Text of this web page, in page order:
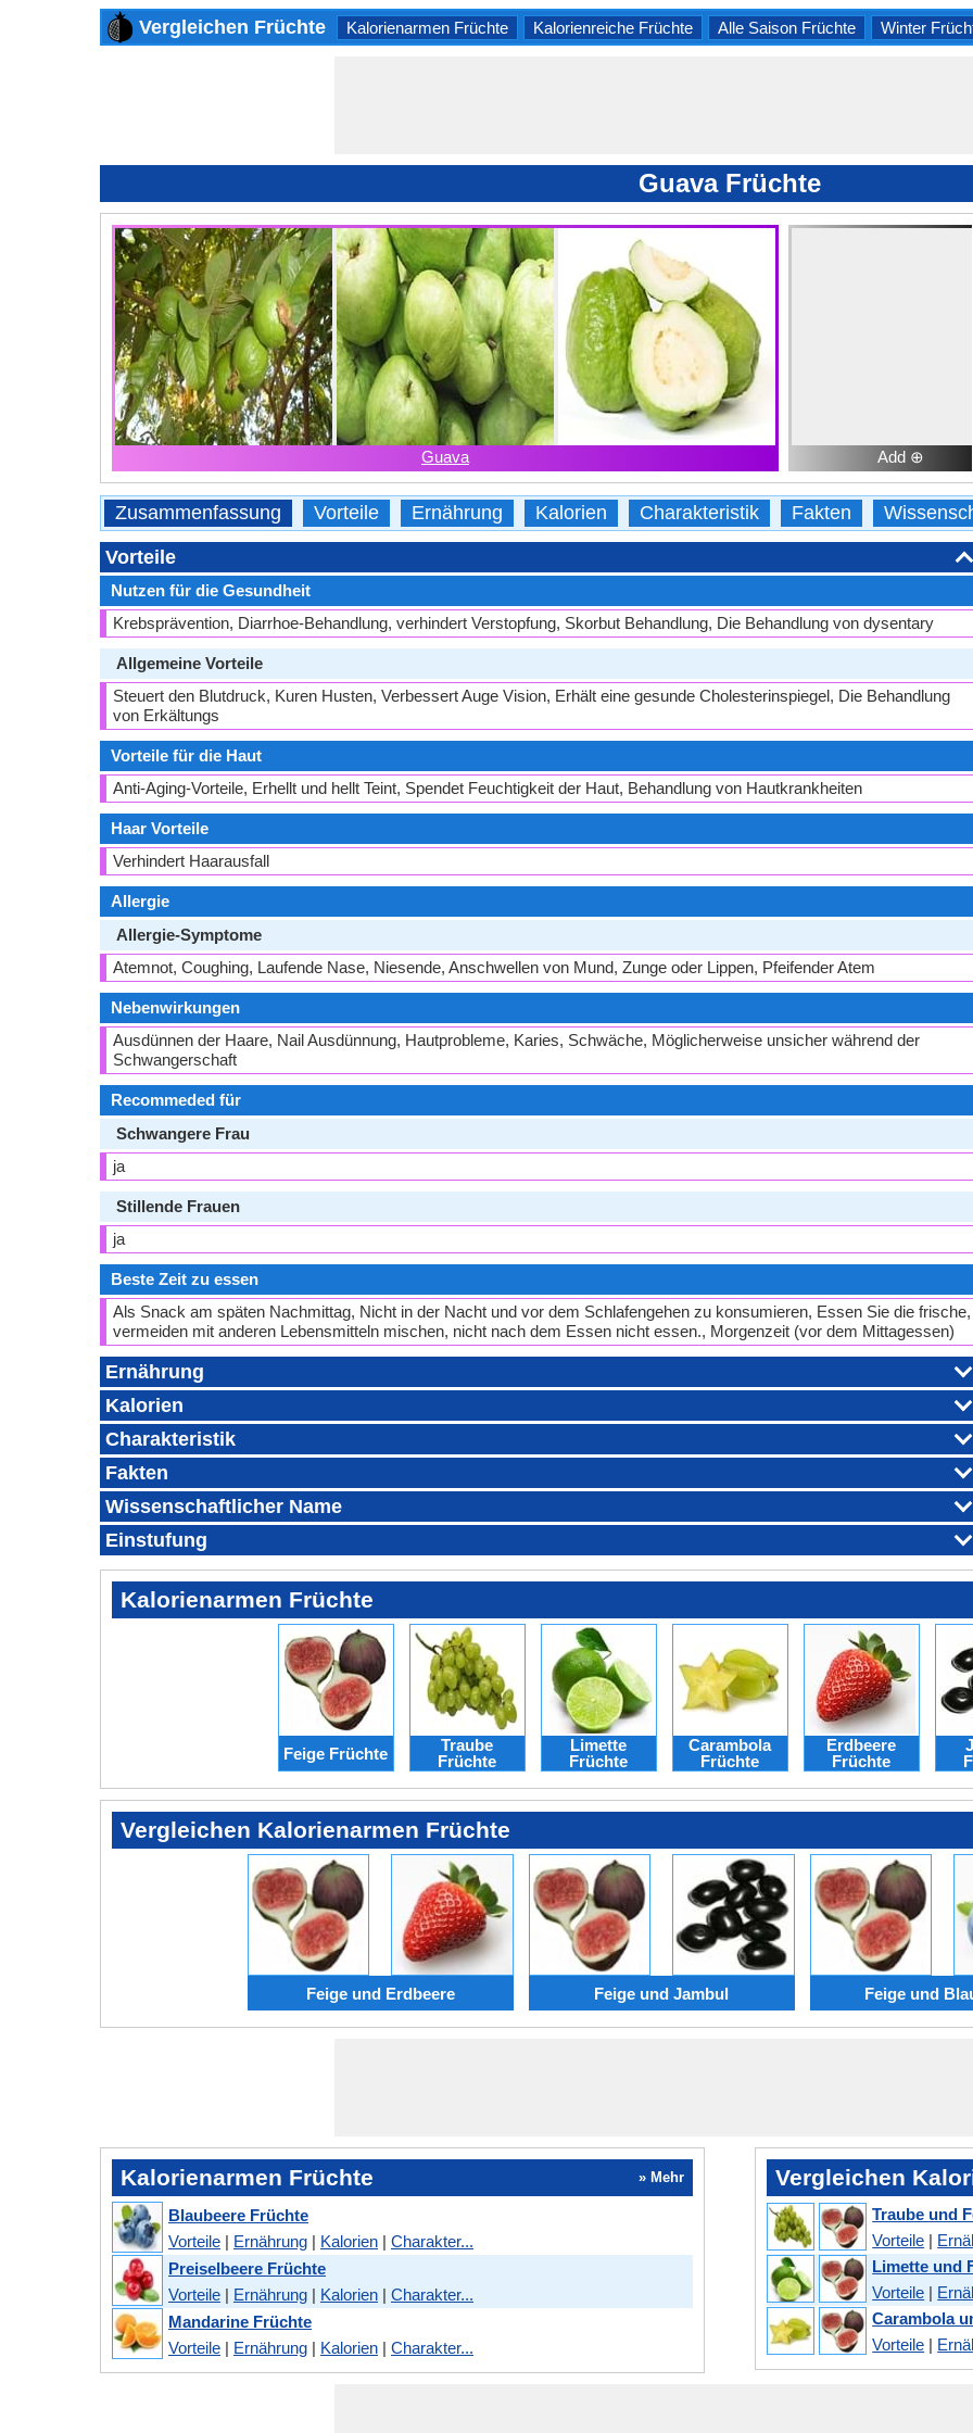
Vergleichen Früchte Kalorienarmen Früchte Kalorienreiche Früchte Alle Saison Früchte Winter
Guava Früchte
Guava Add ⊕
Zusammenfassung Vorteile Ernährung Kalorien Charakteristik Fakten
Vorteile
Nutzen für die Gesundheit
Krebsprävention, Diarrhoe-Behandlung, verhindert Verstopfung, Skorbut Behandlung, Die Behandlung von dysentary
Allgemeine Vorteile
Steuert den Blutdruck, Kuren Husten, Verbessert Auge Vision, Erhält eine gesunde Cholesterinspiegel, Die Behandlung
von Erkältungs
Vorteile für die Haut
Anti-Aging-Vorteile, Erhellt und hellt Teint, Spendet Feuchtigkeit der Haut, Behandlung von Hautkrankheiten
Haar Vorteile
Verhindert Haarausfall
Allergie
Allergie-Symptome
Atemnot, Coughing, Laufende Nase, Niesende, Anschwellen von Mund, Zunge oder Lippen, Pfeifender Atem
Nebenwirkungen
Ausdünnen der Haare, Nail Ausdünnung, Hautprobleme, Karies, Schwäche, Möglicherweise unsicher während der
Schwangerschaft
Recommeded für
Schwangere Frau
ja
Stillende Frauen
ja
Beste Zeit zu essen
Als Snack am späten Nachmittag, Nicht in der Nacht und vor dem Schlafengehen zu konsumieren, Essen Sie die frische,
vermeiden mit anderen Lebensmitteln mischen, nicht nach dem Essen nicht essen., Morgenzeit (vor dem Mittagessen)
Ernährung
Kalorien
Charakteristik
Fakten
Wissenschaftlicher Name
Einstufung
Kalorienarmen Früchte
Feige Früchte
Traube
Früchte
Limette
Früchte
Carambola
Früchte
Erdbeere
Früchte
Vergleichen Kalorienarmen Früchte
Feige und Erdbeere Feige und Jambul Feige und
Kalorienarmen Früchte » Mehr
Blaubeere Früchte
Vorteile | Ernährung | Kalorien | Charakter...
Preiselbeere Früchte
Vorteile | Ernährung | Kalorien | Charakter...
Mandarine Früchte
Vorteile | Ernährung | Kalorien | Charakter...
Vergleichen
Traube und
Vorteile |
Limette und
Vorteile |
Carambola
Vorteile |